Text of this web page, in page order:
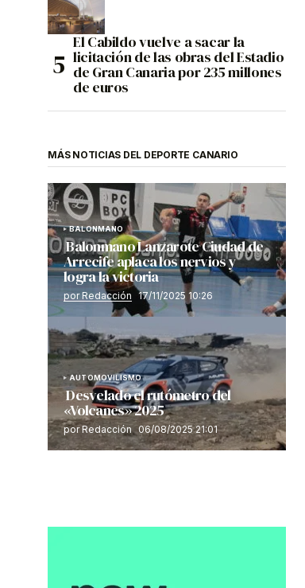
El Cabildo vuelve a sacar la
licitación de las obras del Estadio
de Gran Canaria por 235 millones
de euros
MÁS NOTICIAS DEL DEPORTE CANARIO
BALONMANO
Balonmano Lanzarote Ciudad de
Arrecife aplaca los nervios y
logra la victoria
por Redacción 17/11/2025 10:26
AUTOMOVILISMO
Desvelado el rutómetro del
«Volcanes» 2025
por Redacción 06/08/2025 21:01